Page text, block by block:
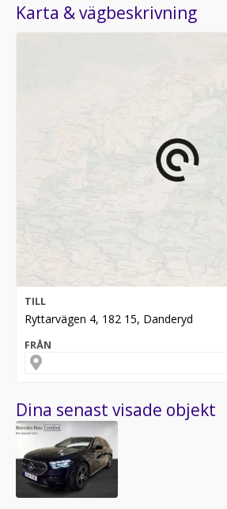
Karta & vägbeskrivning
TILL
Ryttarvägen 4, 182 15, Danderyd
FRÅN
Dina senast visade objekt